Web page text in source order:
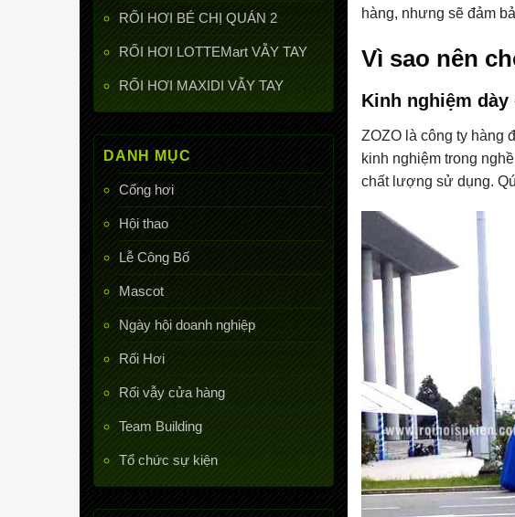
RỐI HƠI BÉ CHỊ QUÁN 2
RỐI HƠI LOTTEMart VẪY TAY
RỐI HƠI MAXIDI VẪY TAY
DANH MỤC
Cổng hơi
Hội thao
Lễ Công Bố
Mascot
Ngày hội doanh nghiệp
Rối Hơi
Rối vẫy cửa hàng
Team Building
Tổ chức sự kiện
hàng, nhưng sẽ đảm
Vì sao nên
Kinh nghiệm dày
ZOZO là công ty hàng
kinh nghiệm trong
chất lượng sử dụng.